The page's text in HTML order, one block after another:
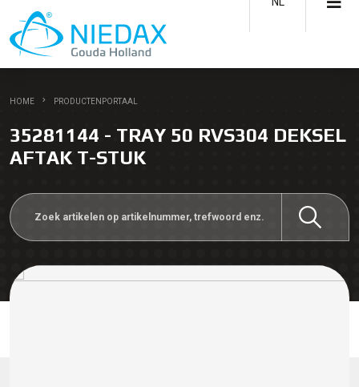
HOME PRODUCTENPORTAAL
35281144 - TRAY 50 RVS304 DEKSEL
AFTAK T-STUK